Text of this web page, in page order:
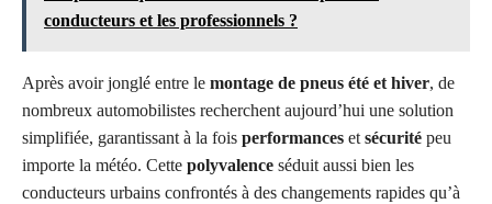
conducteurs et les professionnels ?
Après avoir jonglé entre le montage de pneus été et hiver, de
nombreux automobilistes recherchent aujourd’hui une solution
simplifiée, garantissant à la fois performances et sécurité peu
importe la météo. Cette polyvalence séduit aussi bien les
conducteurs urbains confrontés à des changements rapides qu’à